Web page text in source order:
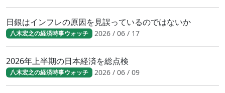
日銀はインフレの原因を見誤っているのではないか
八木宏之の経済時事ウォッチ 2026 / 06 / 17
2026年上半期の日本経済を総点検
八木宏之の経済時事ウォッチ 2026 / 06 / 09